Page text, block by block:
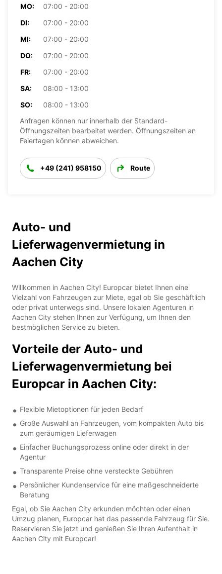
MO:
07:00 - 20:00
DI:
07:00 - 20:00
MI:
07:00 - 20:00
DO:
07:00 - 20:00
FR:
07:00 - 20:00
SA:
08:00 - 13:00
SO:
08:00 - 13:00
Anfragen können nur innerhalb der Standard-
Öffnungszeiten bearbeitet werden. Öffnungszeiten an
Feiertagen können abweichen.
+49 (241) 958150 Route
Auto- und
Lieferwagenvermietung in
Aachen City
Willkommen in Aachen City! Europcar bietet Ihnen eine
Vielzahl von Fahrzeugen zur Miete, egal ob Sie geschäftlich
oder privat unterwegs sind. Unsere lokalen Agenturen in
Aachen City stehen Ihnen zur Verfügung, um Ihnen den
bestmöglichen Service zu bieten.
Vorteile der Auto- und
Lieferwagenvermietung bei
Europcar in Aachen City:
Flexible Mietoptionen für jeden Bedarf
Große Auswahl an Fahrzeugen, vom kompakten Auto bis
zum geräumigen Lieferwagen
Einfacher Buchungsprozess online oder direkt in der
Agentur
Transparente Preise ohne versteckte Gebühren
Persönlicher Kundenservice für eine maßgeschneiderte
Beratung
Egal, ob Sie Aachen City erkunden möchten oder einen
Umzug planen, Europcar hat das passende Fahrzeug für Sie.
Reservieren Sie jetzt und genießen Sie Ihren Aufenthalt in
Aachen City mit Europcar!